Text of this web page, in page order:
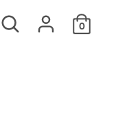
Suchen
0